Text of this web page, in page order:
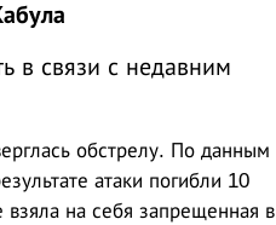
связи с недавним
обстрелу. По данным
атаки погибли 10
на себя запрещенная в